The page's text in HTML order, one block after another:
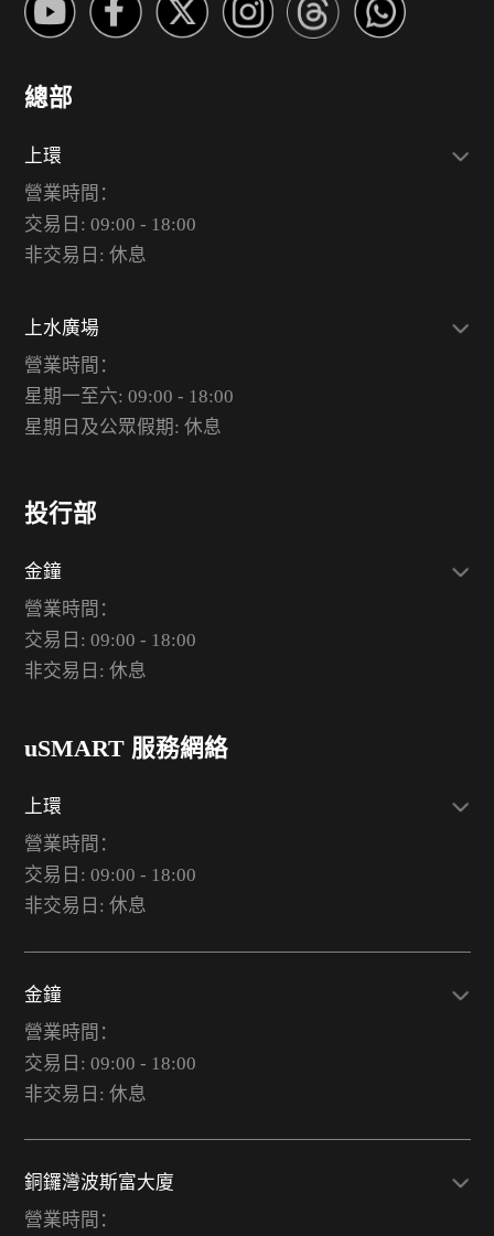
總部
上環
營業時間：
交易日: 09:00 - 18:00
非交易日: 休息
上水廣場
營業時間：
星期一至六: 09:00 - 18:00
星期日及公眾假期: 休息
投行部
金鐘
營業時間：
交易日: 09:00 - 18:00
非交易日: 休息
uSMART 服務網絡
上環
營業時間：
交易日: 09:00 - 18:00
非交易日: 休息
金鐘
營業時間：
交易日: 09:00 - 18:00
非交易日: 休息
銅鑼灣波斯富大廈
營業時間：